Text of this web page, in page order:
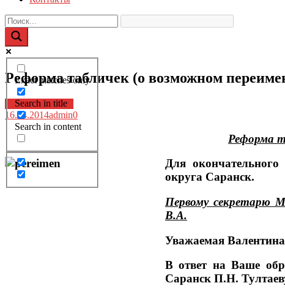
Exact matches only
Search in title
Search in content
Реформа табличек (о возможном
Архив новостей
16.04.2014admin0
Реформа
Для окончательного
округа Саранск.
Первому секретарю
В.А.
Уважаемая
В ответ на Ваше
Саранск П.Н.